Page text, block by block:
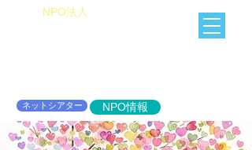
​NPO法人
NPO情報
ネットシアター